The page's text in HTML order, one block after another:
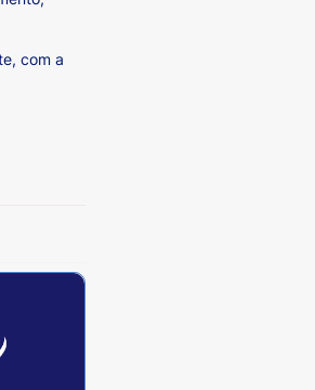
com a